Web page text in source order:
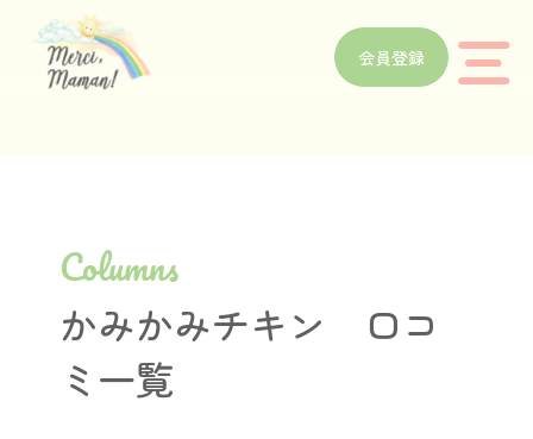
会員登録
Columns
かみかみチキン 口コ
ミ一覧